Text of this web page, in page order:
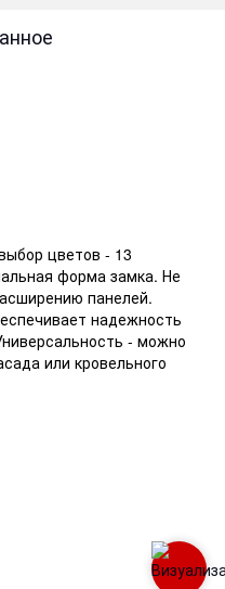
цветов - 13
форма замка. Не
панелей.
надежность
- можно
или кровельного